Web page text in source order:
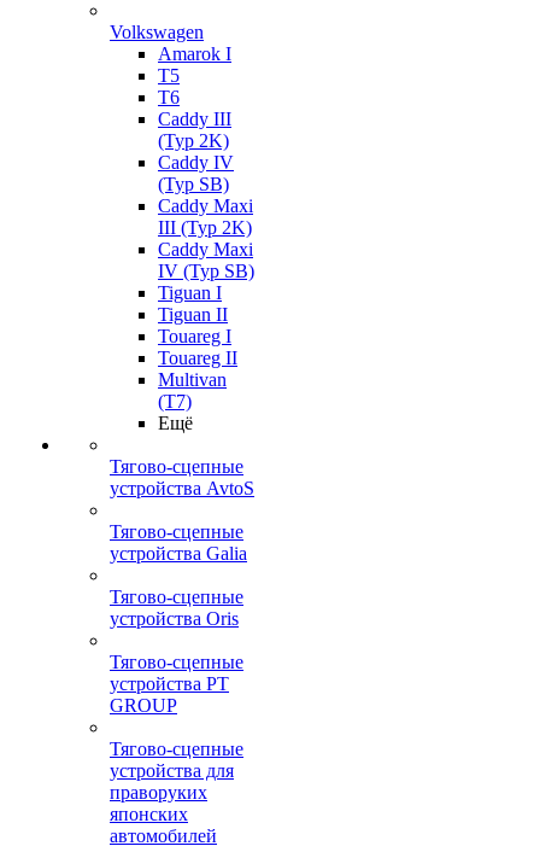
Volkswagen
Amarok I
T5
T6
Caddy III
(Typ 2K)
Caddy IV
(Typ SB)
Caddy Maxi
III (Typ 2K)
Caddy Maxi
IV (Typ SB)
Tiguan I
Tiguan II
Touareg I
Touareg II
Multivan
(T7)
Ещё
Тягово-сцепные
устройства AvtoS
Тягово-сцепные
устройства Galia
Тягово-сцепные
устройства Oris
Тягово-сцепные
устройства PT
GROUP
Тягово-сцепные
устройства для
праворуких
японских
автомобилей